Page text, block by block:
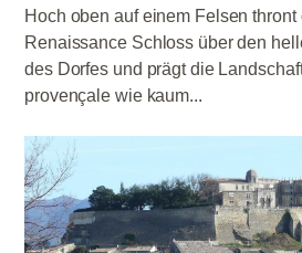
Hoch oben auf einem Felsen thront
Renaissance Schloss über den
des Dorfes und prägt die
provençale wie kaum...